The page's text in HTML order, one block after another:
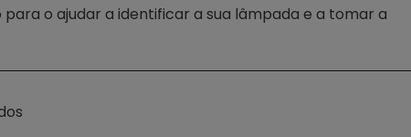
para o ajudar a identificar a sua lâmpada e a tomar a